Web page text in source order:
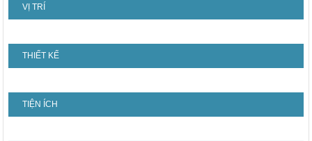
VỊ TRÍ
THIẾT KẾ
TIỆN ÍCH